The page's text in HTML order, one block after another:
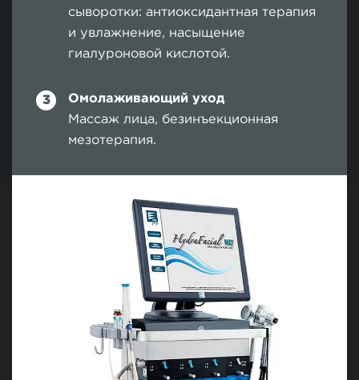
сыворотки: антиоксидантная терапия
и увлажнение, насыщение
гиалуроновой кислотой.
Омолаживающий уход
Массаж лица, безинъекционная
мезотерапия.